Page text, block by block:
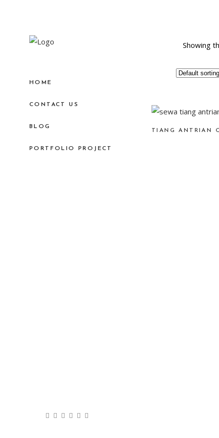
HOME
CONTACT US
BLOG
PORTFOLIO PROJECT
Showing
TIANG ANTRIAN